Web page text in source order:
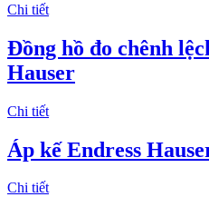
Chi tiết
Đồng hồ đo chênh
Hauser
Chi tiết
Áp kế Endress
Chi tiết